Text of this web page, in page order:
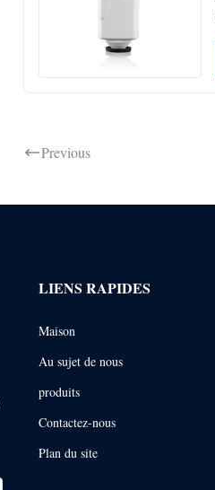
Previous
LIENS RAPIDES
Maison
Au sujet de nous
produits
Contactez-nous
Plan du site